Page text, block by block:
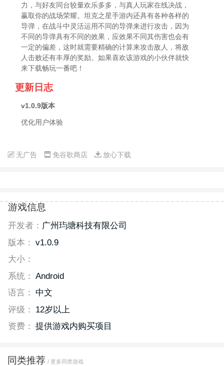
力，与好友同台较量欢乐多多，与真人玩家在线决战，
赢取你的战场荣耀。坦克之星手游内还具有各种各样的
导弹，在战斗中灵活运用不同的导弹来进行攻击，因为
不同的导弹具有不同的效果，应效果不同其伤害也会有
一定的偏差，这时就需要精确的计算来攻击敌人，将敌
人击败还有丰厚的奖励。如果喜欢该游戏的小伙伴就快
来下载畅玩一番吧！
更新日志
v1.0.9版本
优化用户体验
无广告 免谷歌商店 放心下载
游戏信息
开发者： 广州玙塘科技有限公司
版本： v1.0.9
大小：
系统： Android
语言：
中文
评级：
12岁以上
资费： 提供游戏内购买项目
同类推荐 / 更多同类游戏